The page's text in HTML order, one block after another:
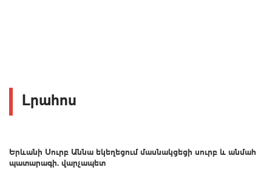
Լրահոս
Երևանի Սուրբ Աննա եկեղեցում մասնակցեցի սուրբ և անմահ
պատարագի. վարչապետ